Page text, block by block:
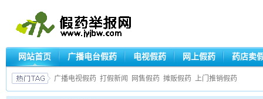
网站首页 广播电台假药 电视假药 网上假药 药店卖
广播电视假药 打假新闻 网售假药 摊贩假药 上门推销假药